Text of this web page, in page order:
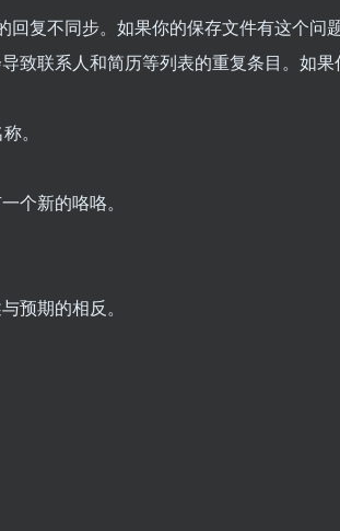
复不同步。如果你的保存文件有这个问
致联系人和简历等列表的重复条目。如
。
个新的咯咯。
预期的相反。